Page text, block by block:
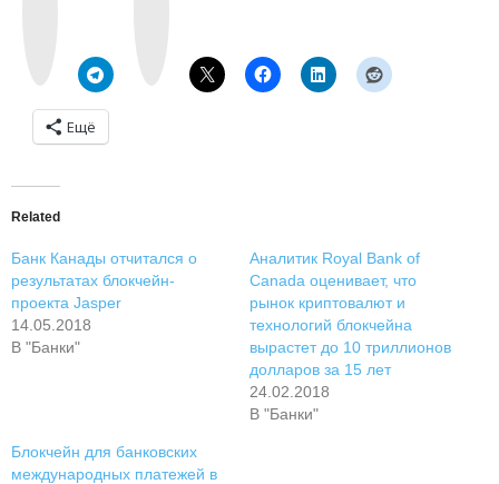
Ещё
Related
Банк Канады отчитался о
результатах блокчейн-
проекта Jasper
14.05.2018
В "Банки"
Аналитик Royal Bank of
Canada оценивает, что
рынок криптовалют и
технологий блокчейна
вырастет до 10 триллионов
долларов за 15 лет
24.02.2018
В "Банки"
Блокчейн для банковских
международных платежей в